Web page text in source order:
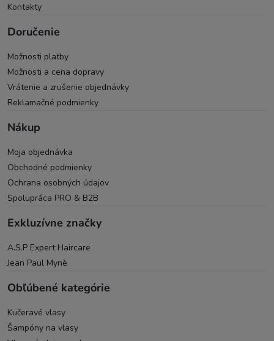
Kontakty
Doručenie
Možnosti platby
Možnosti a cena dopravy
Vrátenie a zrušenie objednávky
Reklamačné podmienky
Nákup
Moja objednávka
Obchodné podmienky
Ochrana osobných údajov
Spolupráca PRO & B2B
Exkluzívne značky
A.S.P Expert Haircare
Jean Paul Mynè
Obľúbené kategórie
Kučeravé vlasy
Šampóny na vlasy